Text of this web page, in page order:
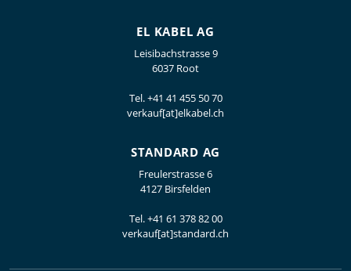
EL KABEL AG
Leisibachstrasse 9
6037 Root
Tel.+41 41 455 50 70
verkauf[at]elkabel.ch
STANDARD AG
Freulerstrasse 6
4127 Birsfelden
Tel.+41 61 378 82 00
verkauf[at]standard.ch